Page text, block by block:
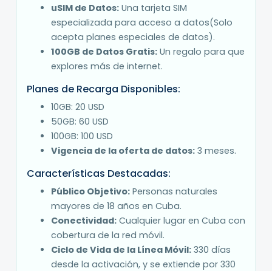
uSIM de Datos: Una tarjeta SIM
especializada para acceso a datos(Solo
acepta planes especiales de datos).
100GB de Datos Gratis: Un regalo para que
explores más de internet.
Planes de Recarga Disponibles:
10GB: 20 USD
50GB: 60 USD
100GB: 100 USD
Vigencia de la oferta de datos: 3 meses.
Características Destacadas:
Público Objetivo: Personas naturales
mayores de 18 años en Cuba.
Conectividad: Cualquier lugar en Cuba con
cobertura de la red móvil.
Ciclo de Vida de la Línea Móvil: 330 días
desde la activación, y se extiende por 330